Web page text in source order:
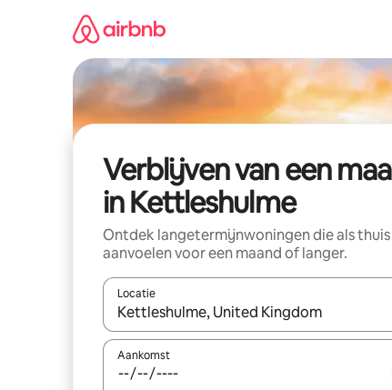
Verblijven van een
in Kettleshulme
Ontdek langetermijnwoningen die als thuis
aanvoelen voor een maand of langer.
Locatie
Wanneer er resultaten beschikbaar zijn,
Aankomst